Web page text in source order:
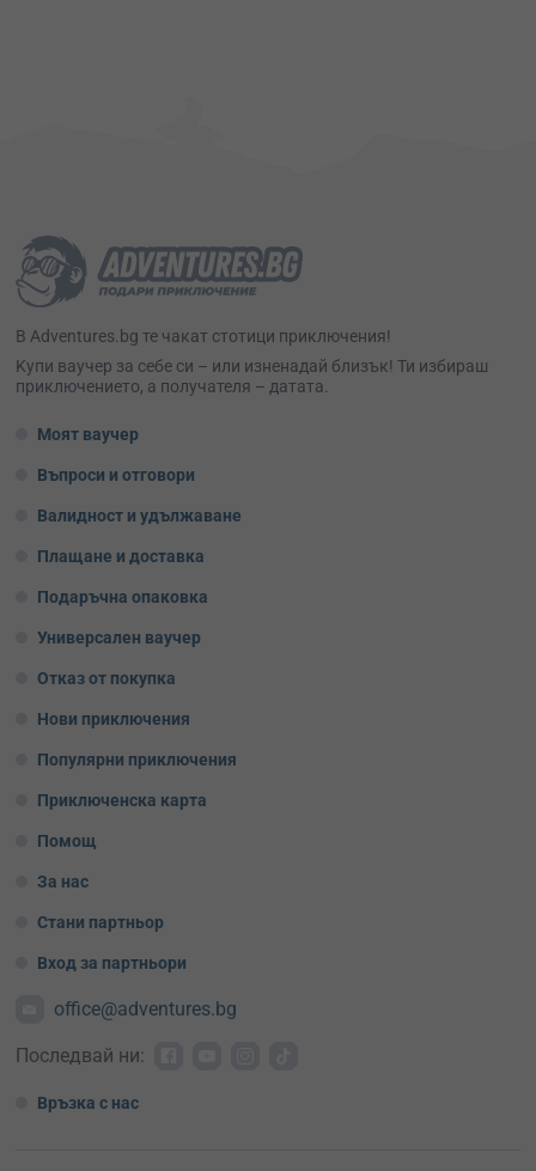
В Adventures.bg те чакат стотици приключения!
Kупи ваучер за себе си – или изненадай близък! Ти избираш
приключението, а получателя – датата.
Моят ваучер
Въпроси и отговори
Валидност и удължаване
Плащане и доставка
Подаръчна опаковка
Универсален ваучер
Отказ от покупка
Нови приключения
Популярни приключения
Приключенска карта
Помощ
За нас
Стани партньор
Вход за партньори
office@adventures.bg
Последвай ни:
Връзка с нас